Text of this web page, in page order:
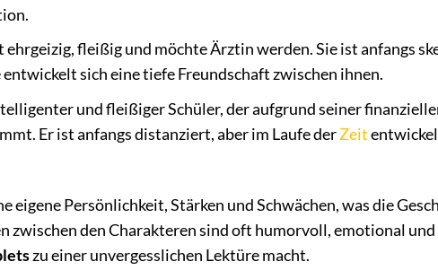
ehrgeizig, fleißig und möchte Ärztin werden. Sie ist anfangs
entwickelt sich eine tiefe Freundschaft zwischen ihnen.
und fleißiger Schüler, der aufgrund seiner
Er ist anfangs distanziert, aber im Laufe derZeit
eigene Persönlichkeit, Stärken und Schwächen, was die
zwischen den Charakteren sind oft humorvoll, emotional und
zu einer unvergesslichen Lektüre macht.